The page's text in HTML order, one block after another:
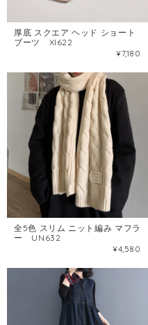
厚底 スクエア ヘッド ショート
ブーツ XI622
¥7,180
全5色 スリム ニット編み マフラ
ー UN632
¥4,580